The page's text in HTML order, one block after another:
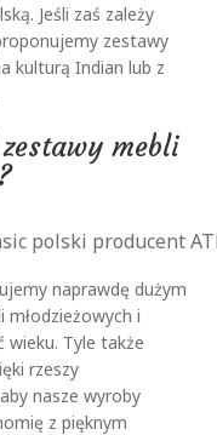
Jeśli zaś zależy
zestawy
kulturą Indian lub z
mebli
naprawdę dużym
i
wieku. Tyle także
rzeszy
nasze wyroby
z pięknym